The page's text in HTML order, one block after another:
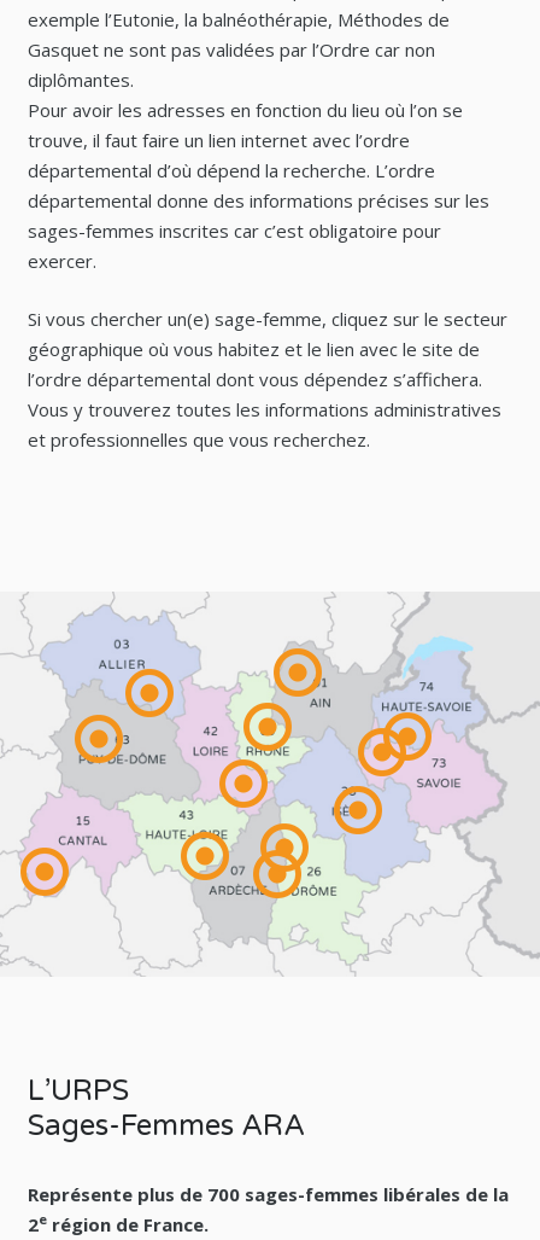
exemple l’Eutonie, la balnéothérapie, Méthodes de
Gasquet ne sont pas validées par l’Ordre car non
diplômantes.
Pour avoir les adresses en fonction du lieu où l’on se
trouve, il faut faire un lien internet avec l’ordre
départemental d’où dépend la recherche. L’ordre
départemental donne des informations précises sur les
sages-femmes inscrites car c’est obligatoire pour
exercer.
Si vous chercher un(e) sage-femme, cliquez sur le secteur
géographique où vous habitez et le lien avec le site de
l’ordre départemental dont vous dépendez s’affichera.
Vous y trouverez toutes les informations administratives
et professionnelles que vous recherchez.
L’URPS
Sages-Femmes ARA
Représente plus de 700 sages-femmes libérales de la
2erégion de France.